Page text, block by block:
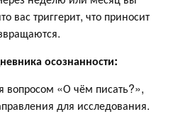
вас триггерит, что приносит
осознанности:
вопросом «О чём писать?»,
для исследования.